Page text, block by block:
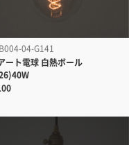
04-G141
ート電球 白熱ボール